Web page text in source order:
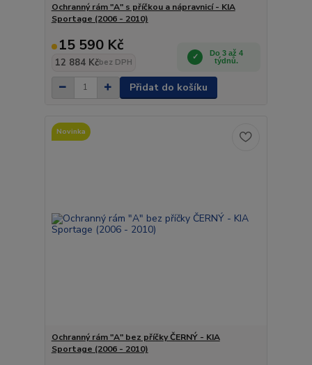
Ochranný rám "A" s příčkou a nápravnicí - KIA
Sportage (2006 - 2010)
15 590 Kč
12 884 Kčbez DPH
Do 3 až 4
týdnů.
Přidat do košíku
Novinka
Ochranný rám "A" bez příčky ČERNÝ - KIA
Sportage (2006 - 2010)